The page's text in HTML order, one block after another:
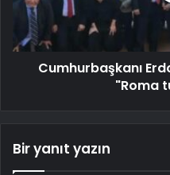
Cumhurbaşkanı
"Roma
Bir yanıt yazın